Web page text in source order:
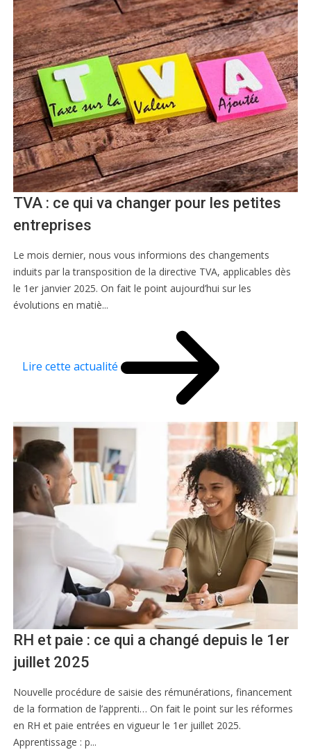
TVA : ce qui va changer pour les petites
entreprises
Le mois dernier, nous vous informions des changements
induits par la transposition de la directive TVA, applicables dès
le 1er janvier 2025. On fait le point aujourd’hui sur les
évolutions en matiè...
Lire cette actualité
RH et paie : ce qui a changé depuis le 1er
juillet 2025
Nouvelle procédure de saisie des rémunérations, financement
de la formation de l’apprenti… On fait le point sur les réformes
en RH et paie entrées en vigueur le 1er juillet 2025.
Apprentissage : p...